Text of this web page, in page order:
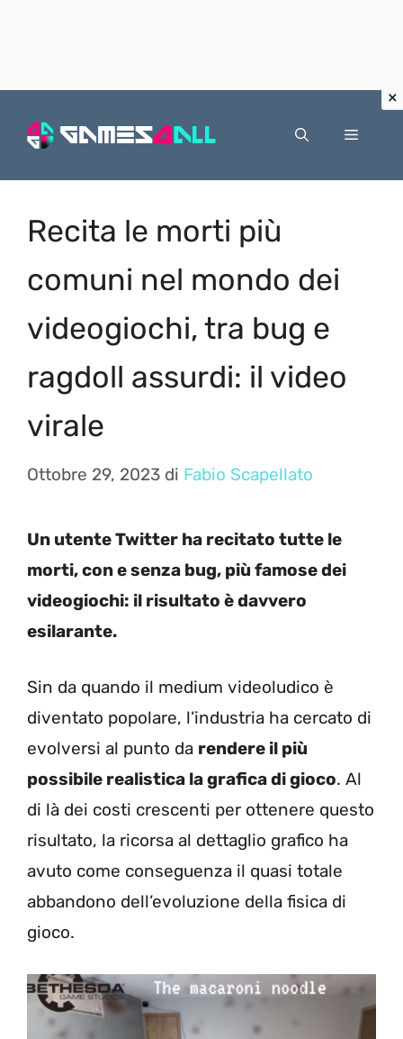
Menu
Recita le morti più
comuni nel mondo dei
videogiochi, tra bug e
ragdoll assurdi: il video
virale
Ottobre 29, 2023 di Fabio Scapellato
Un utente Twitter ha recitato tutte le
morti, con e senza bug, più famose dei
videogiochi: il risultato è davvero
esilarante.
Sin da quando il medium videoludico è
diventato popolare, l’industria ha cercato di
evolversi al punto da rendere il più
possibile realistica la grafica di gioco. Al
di là dei costi crescenti per ottenere questo
risultato, la ricorsa al dettaglio grafico ha
avuto come conseguenza il quasi totale
abbandono dell’evoluzione della fisica di
gioco.